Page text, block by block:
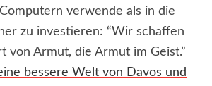
verwende als in die
zu investieren: “Wir schaffen
von Armut, die Armut im Geist.”
bessere Welt von Davos und